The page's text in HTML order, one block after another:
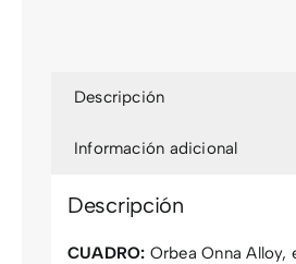
Descripción
Información adicional
Descripción
CUADRO: Orbea Onna Alloy,